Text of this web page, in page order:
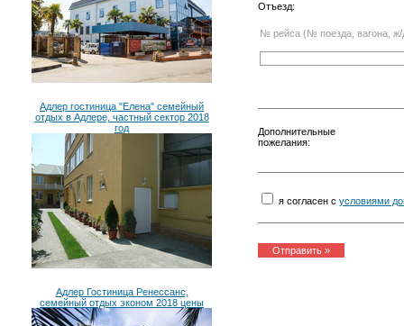
Адлер гостиница "Елена" семейный
отдых в Адлере, частный сектор 2018
год
Адлер Гостиница Ренессанс,
семейный отдых эконом 2018 цены
Отъезд:
№ рейса (№ поезда, вагона, ж/
Дополнительные
пожелания:
я согласен с условиями